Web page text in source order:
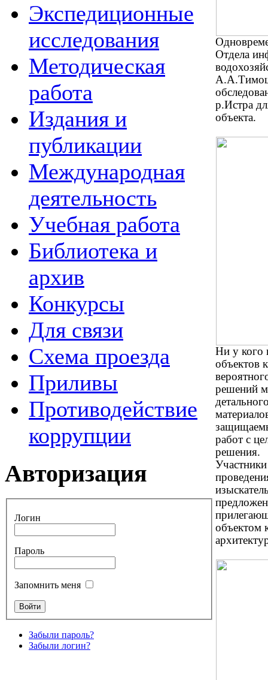
Экспедиционные
исследования
Методическая
работа
Издания и
публикации
Международная
деятельность
Учебная работа
Библиотека и
архив
Конкурсы
Для связи
Схема проезда
Приливы
Противодействие
коррупции
Авторизация
Логин
Пароль
Запомнить меня
Забыли пароль?
Забыли логин?
Отдела
р.Истра
объекта.
Ни у кого
объектов
решений
работ с
решения.
объектом